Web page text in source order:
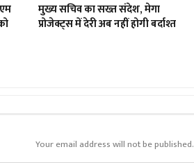
मुख्य सचिव का सख्त संदेश, मेगा
प्रोजेक्ट्स में देरी अब नहीं होगी बर्दाश्त
Your email address will not be published.